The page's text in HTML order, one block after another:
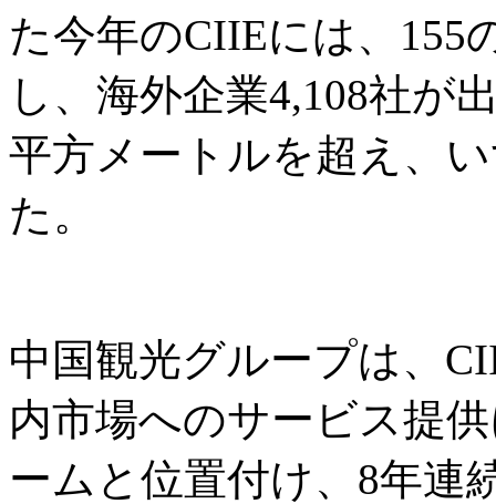
た今年のCIIEには、155
し、海外企業4,108社が
平方メートルを超え、
た。
中国観光グループは、
内市場へのサービス提
ームと位置付け、8年連